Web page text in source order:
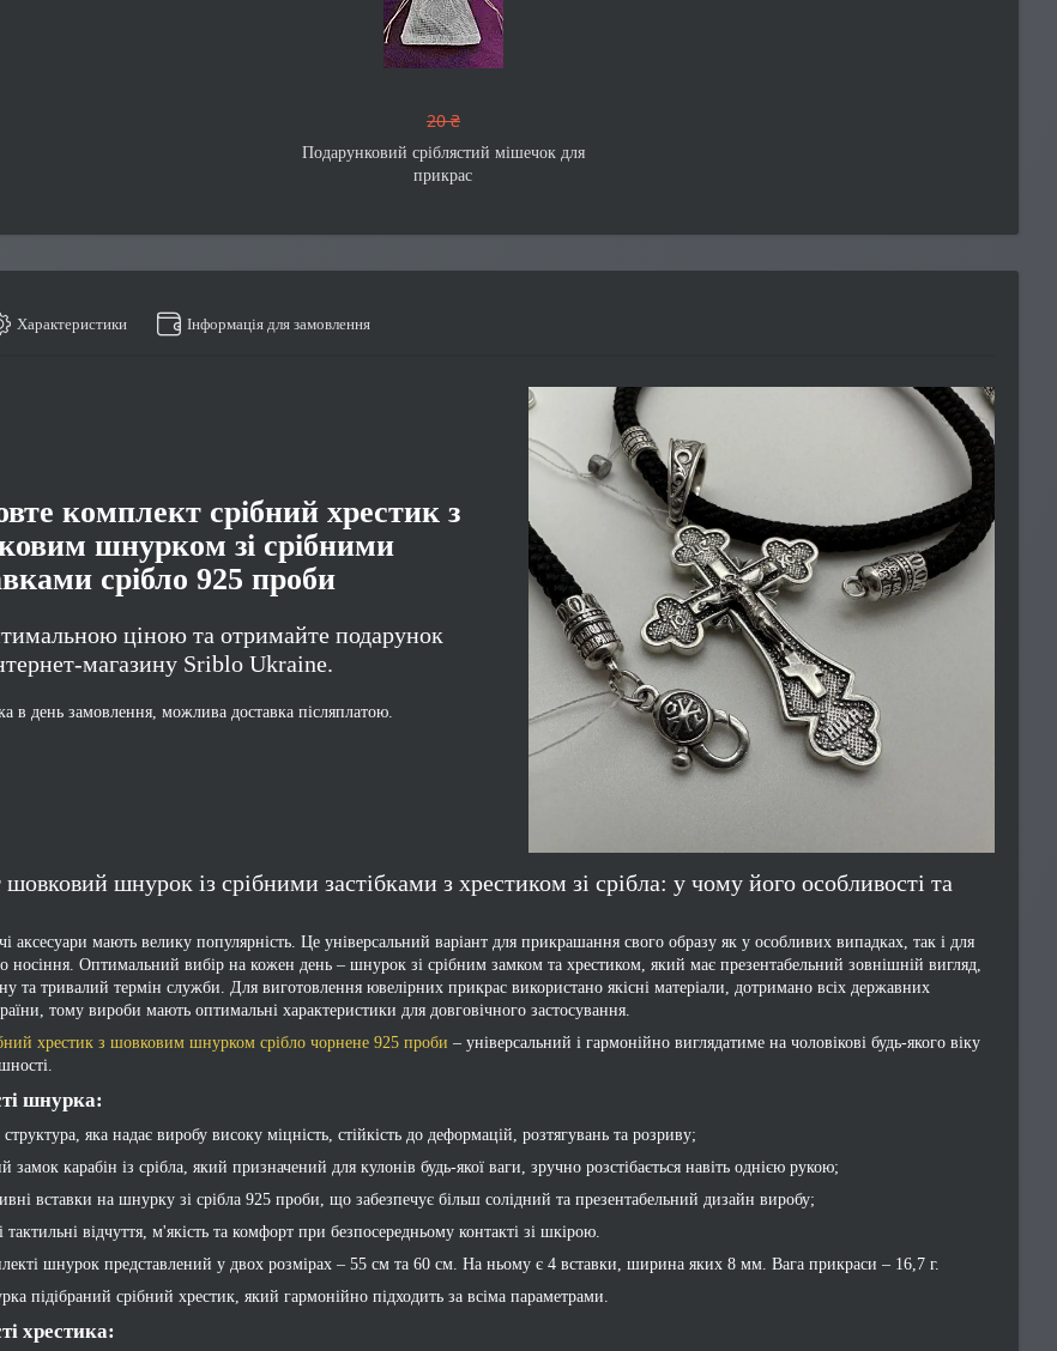
20 ₴
Подарунковий сріблястий мішечок для
прикрас
Характеристики Інформація для замовлення
комплект срібний хрестик з
шнурком зі срібними
срібло 925 проби
ціною та отримайте подарунок
магазину Sriblo Ukraine.
в день замовлення, можлива доставка післяплатою.
шнурок із срібними застібками з хрестиком зі срібла: у чому його особливості та
аксесуари мають велику популярність. Це універсальний варіант для прикрашання свого образу як у особливих випадках, так і для
носіння. Оптимальний вибір на кожен день – шнурок зі срібним замком та хрестиком, який має презентабельний зовнішній вигляд,
та тривалий термін служби. Для виготовлення ювелірних прикрас використано якісні матеріали, дотримано всіх державних
тому вироби мають оптимальні характеристики для довговічного застосування.
хрестик з шовковим шнурком срібло чорнене 925 проби – універсальний і гармонійно виглядатиме на чоловікові будь-якого віку
шнурка:
яка надає виробу високу міцність, стійкість до деформацій, розтягувань та розриву;
замок карабін із срібла, який призначений для кулонів будь-якої ваги, зручно розстібається навіть однією рукою;
вставки на шнурку зі срібла 925 проби, що забезпечує більш солідний та презентабельний дизайн виробу;
відчуття, м'якість та комфорт при безпосередньому контакті зі шкірою.
шнурок представлений у двох розмірах – 55 см та 60 см. На ньому є 4 вставки, ширина яких 8 мм. Вага прикраси – 16,7 г.
підібраний срібний хрестик, який гармонійно підходить за всіма параметрами.
хрестика: